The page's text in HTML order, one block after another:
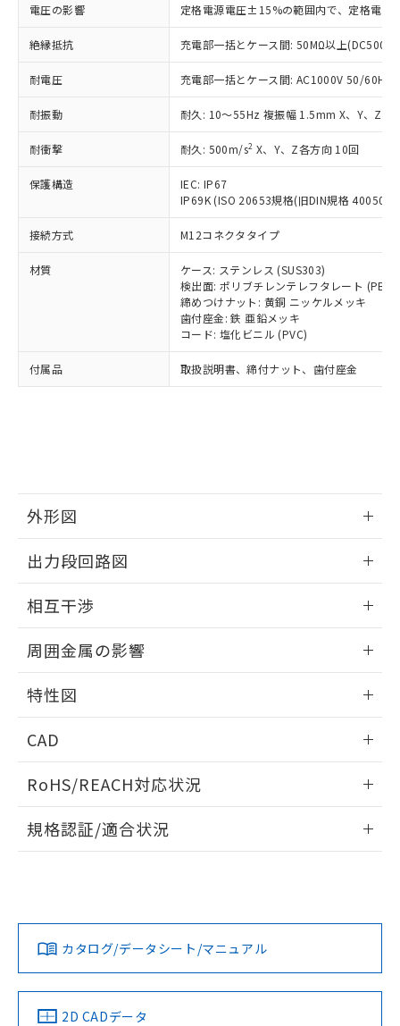
電圧の影響 定格電源電圧±15%の範囲内で、定格電
絶縁抵抗 充電部一括とケース間: 50MΩ以上(DC500V
耐電圧 充電部一括とケース間: AC1000V 50/60Hz
耐振動 耐久: 10～55Hz 複振幅 1.5mm X、Y、Z各
耐衝撃 耐久: 500m/s2 X、Y、Z各方向 10回
保護構造
IEC: IP67
IP69K (ISO 20653規格(旧DIN規格 40050
接続方式 M12コネクタタイプ
材質
ケース: ステンレス (SUS303)
検出面: ポリブチレンテレフタレート (PBT)
締めつけナット: 黄銅 ニッケルメッキ
歯付座金: 鉄 亜鉛メッキ
コード: 塩化ビニル (PVC)
付属品 取扱説明書、締付ナット、歯付座金
外形図
外形図
出力段回路図
出力段回路図
タイムチャート
相互干渉
相互干渉
A: 20mm以上、B: 15mm以上
周囲金属の影響
周囲金属の影響
特性図
検出物体の大きさと材質による影響
CAD
ドすることができます。
ログイン/会員登録
ダウンロードデータをご利用いただく前に、以下を必ずお読
みください。
ソフトウェアの使用条件
RoHS/REACH対応状況
EU RoHS 注意事項・凡例
対応済み
中国 RoHS 注意事項・凡例
規格認証/適合状況
LR型式承認
（イギリス
船舶規格）
DNV型式承認
（ノルウェー
BV型式承認
（フランス
KR型式
（韓国
カタログ/データシート/マニュアル
2D CADデータ
在庫状況および標準価格照会結果は、
記載している更新日時点での社内デー
タに基づき作成されるものであり、閲
覧された時点での実際の在庫および標
準価格とは異なる場合があることをご
了承ください。
様のお取引先、またはお客様担当のオ
ムロン制御機器販売店・当社販売員に
ご相談ください。
オムロン制御機器販売店や当社販売拠
販売ネットワーク
」をご確認
在庫状況および標準価格結果を当社の
事前の承諾なく第三者に漏洩または開
示しないようお願いします。
マイパーツ機能（部品リスト作成サー
ビス）をご利用いただくには、I-Web
メンバーズにご登録されている必要が
お客様が当ウェブサイト上で当社にご
用者の範囲」に記載されている法人を
指します。
むを得ず変更することがあります。
*EU RoHS指令（10物質）：
六価クロム(Cr(Ⅵ)) 1000ppm以下、ポリ臭化ビフェニル
類(PBB) 1000ppm以下、ポリ臭化ジフェニルエーテル類
(PBDE) 1000ppm以下、フタル酸ビス(2-エチルヘキシ
ル) (DEHP)(別名：DOP) 1000ppm以下、フタル酸ブチ
ルベンジル（BBP） 1000ppm以下、フタル酸ジブチル
（DBP） 1000ppm以下、フタル酸ジイソブチル
適用除外項目は除く。
フタル酸エステル類の４物質については閾値を超える意
図的な使用がないことを確認しています。
部品在庫の切り替え状況などにより、予定
月が前後することがあります。
EU RoHS指令（10物質）の非含有証明書
51物質の非含有証明書（当社基準）
るもので、過去に遡って非含有を証明する
ものではありません。
また、RoHS指令のフタル酸エステル類４
物質の対応では、対応完了までの期間は出
荷製品に未対応品が混在することから備考
欄に対応日を記載しておりました。
既に当社にて対応品への在庫切替を完了
り、2022年1月12日より割愛しておりま
す。
い合わせください。
Pb(鉛) :1000ppm、 Hg(水銀) : 1000ppm、 Cd(カドミウ
Cr(Ⅵ)(六価クロム) : 1000ppm、 PBBs(ポリ臭化ビフェ
ニル類) : 1000ppm、 PBDEs(ポリ臭化ジフェニルエーテ
イソブチル) : 1000ppm、 BBP(フタル酸ブチルベンジ
DEHP(フタル酸ビス(2-エチルヘキシル)) : 1000ppm
※2 環境保護使用期限
「ｅ」：有害物質（10物質）のすべてが基
準値以下であることを示します。
「10」：通常の使用状況下において有害物
質が外部に漏えいし、環境に深刻な影響を
及ぼさない年数を意味します。
「－」：未確認です。当社販売部門へお問
為替および外国貿易法に定める商品
（以下｢規制貨物等」という）を輸出
または国外への提供する場合は、日本
国政府の輸出許可(または役務取引許
可)を取得するなどの必要な手続きを
当社は規制貨物を破棄する場合は、完
全に破砕するなど、違法に輸出されな
いよう必要な手段を講じます。
当社は貴社製品を、核兵器、ミサイ
ル、化学兵器、生物兵器またはその他
武器並びにこれらの製造装置等に一切
使用いたしません。
当社は、貴社製品を第三者に販売する
場合は、上記1、2および3の内容を当
該第三者に通知します。また当社は、
販売先および販売に係わる関係者が違
法に輸出するおそれがある場合は、取
一定数以上の在庫あり
一定数には満たないが在庫あり
在庫なし(最新の在庫状況につ
いては、お客様のお取引先、ま
たはお客様担当のオムロン制御
機器販売店・当社販売員にご確
認ください)
受注生産機種、また在庫状況の
情報を公開していない機種